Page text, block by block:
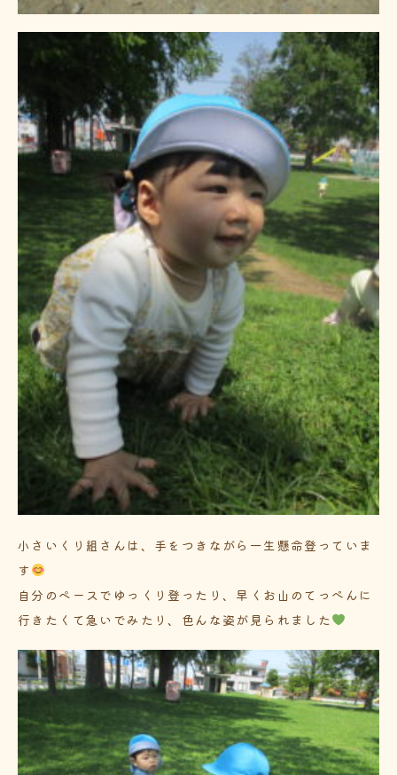
小さいくり組さんは、手をつきながら一生懸命登っていま
す
自分のペースでゆっくり登ったり、早くお山のてっぺんに
行きたくて急いでみたり、色んな姿が見られました